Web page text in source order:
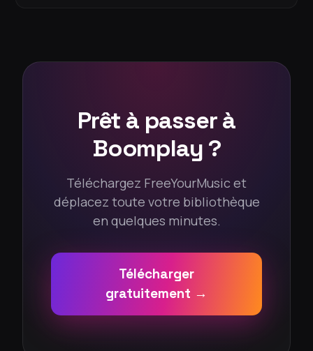
Prêt à passer à
Boomplay ?
Téléchargez FreeYourMusic et
déplacez toute votre bibliothèque
en quelques minutes.
Télécharger
gratuitement →